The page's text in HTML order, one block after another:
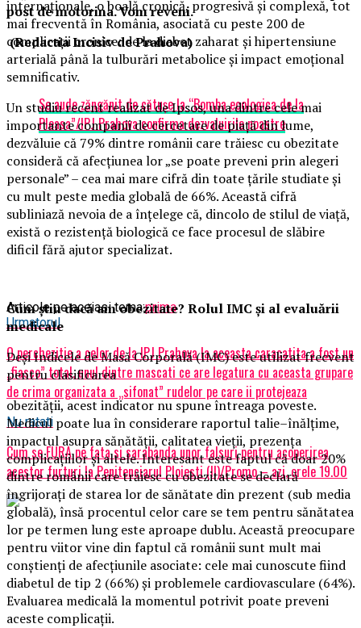
post de motorina. Vom reveni.
(Redactia Incisiv de Prahova)
Se aude zăngănit de cătușe la “Bomba ecologica de la
Pleasa”/IPJ Prahova confirma dezvaluirile noastre
Articole pe aceiasi tema:prima
Urmatorul
O perchezitie a celor de la IPJ Prahova la aceasta caracatita a fost un
„fiasco” total, unul dintre mascati ce are legatura cu aceasta grupare
de crima organizata a „sifonat” rudelor pe care ii protejeaza
Nu ratati
Cum se FURA pe fata si sarabanda unor falsuri pentru acoperirea
acestor furturi la Penitenciarul Ploiesti (II)/Promo – azi, orele 19.00
internaționale, o boală cronică, progresivă și complexă, tot
mai frecventă în România, asociată cu peste 200 de
complicații cronice: de la diabet zaharat și hipertensiune
arterială până la tulburări metabolice și impact emoțional
semnificativ.
Un studiu recent realizat de Ipsos, una dintre cele mai
importante companii de cercetare de piață din lume,
dezvăluie că 79% dintre românii care trăiesc cu obezitate
consideră că afecțiunea lor „se poate preveni prin alegeri
personale” – cea mai mare cifră din toate țările studiate și
cu mult peste media globală de 66%. Această cifră
subliniază nevoia de a înțelege că, dincolo de stilul de viață,
există o rezistență biologică ce face procesul de slăbire
dificil fără ajutor specializat.
Cum știu dacă am obezitate? Rolul IMC și al evaluării
medicale
Deși Indicele de Masă Corporală (IMC) este utilizat frecvent
pentru clasificarea
obezității, acest indicator nu spune întreaga poveste.
Medicul poate lua în considerare raportul talie–înălțime,
impactul asupra sănătății, calitatea vieții, prezența
complicațiilor și altele. Interesant este faptul că doar 20%
dintre românii care trăiesc cu obezitate se declară
îngrijorați de starea lor de sănătate din prezent (sub media
globală), însă procentul celor care se tem pentru sănătatea
lor pe termen lung este aproape dublu. Această preocupare
pentru viitor vine din faptul că românii sunt mult mai
conștienți de afecțiunile asociate: cele mai cunoscute fiind
diabetul de tip 2 (66%) și problemele cardiovasculare (64%).
Evaluarea medicală la momentul potrivit poate preveni
aceste complicații.